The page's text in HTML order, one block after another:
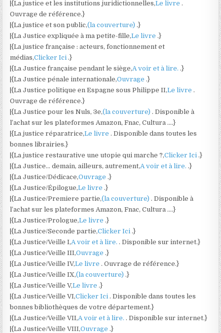
|{La justice et les institutions juridictionnelles,Le livre.
Ouvrage de référence.}
|{La justice et son public,(la couverture).}
|{La Justice expliquée à ma petite-fille,Le livre.}
|{La justice française : acteurs, fonctionnement et
médias,Clicker Ici.}
|{La Justice française pendant le siège,A voir et à lire..}
|{La Justice pénale internationale,Ouvrage.}
|{La Justice politique en Espagne sous Philippe II,Le livre.
Ouvrage de référence.}
|{La Justice pour les Nuls, 3e,(la couverture). Disponible à
l’achat sur les plateformes Amazon, Fnac, Cultura ….}
|{La justice réparatrice,Le livre. Disponible dans toutes les
bonnes librairies.}
|{La justice restaurative une utopie qui marche ?,Clicker Ici.}
|{La Justice… demain, ailleurs, autrement,A voir et à lire..}
|{La Justice/Dédicace,Ouvrage.}
|{La Justice/Épilogue,Le livre.}
|{La Justice/Premiere partie,(la couverture). Disponible à
l’achat sur les plateformes Amazon, Fnac, Cultura ….}
|{La Justice/Prologue,Le livre.}
|{La Justice/Seconde partie,Clicker Ici.}
|{La Justice/Veille I,A voir et à lire.. Disponible sur internet.}
|{La Justice/Veille III,Ouvrage.}
|{La Justice/Veille IV,Le livre. Ouvrage de référence.}
|{La Justice/Veille IX,(la couverture).}
|{La Justice/Veille V,Le livre.}
|{La Justice/Veille VI,Clicker Ici. Disponible dans toutes les
bonnes bibliothèques de votre département.}
|{La Justice/Veille VII,A voir et à lire.. Disponible sur internet.}
|{La Justice/Veille VIII,Ouvrage.}